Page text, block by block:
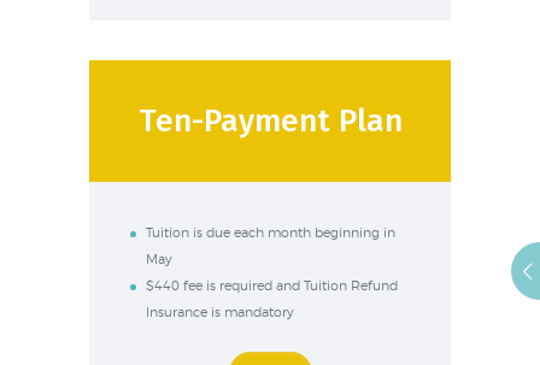
Ten-Payment Plan
Tuition is due each month beginning in
May
$440 fee is required and Tuition Refund
Insurance is mandatory